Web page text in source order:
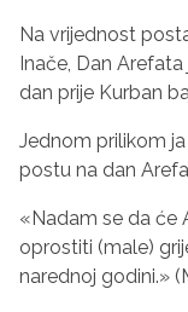
Na vrijednost
Inače, Dan
dan prije Kurban
Jednom prilikom ja
postu na dan
«Nadam se da će
oprostiti (male)
narednoj godini.»